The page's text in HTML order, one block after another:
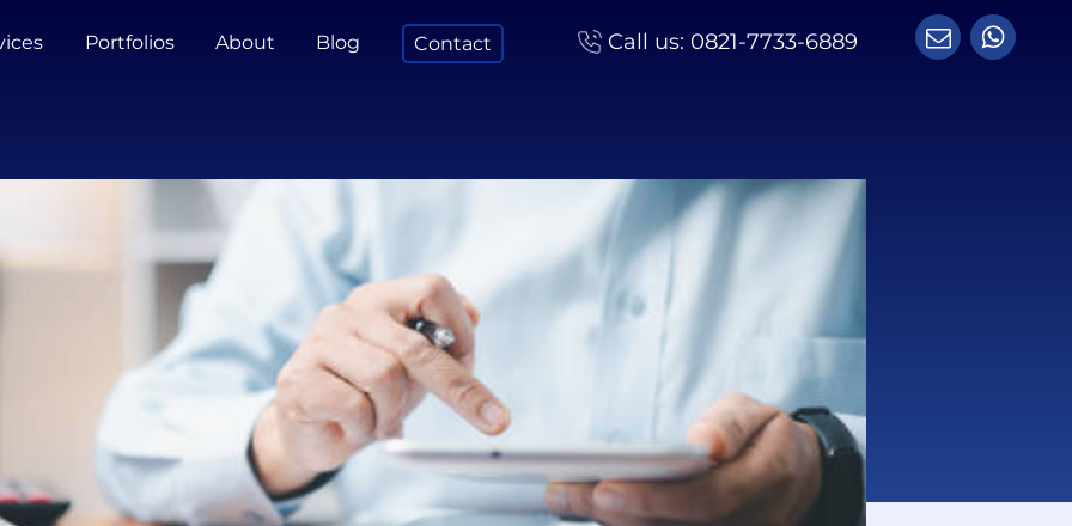
Portfolios About Blog Contact Call us: 0821-7733-6889